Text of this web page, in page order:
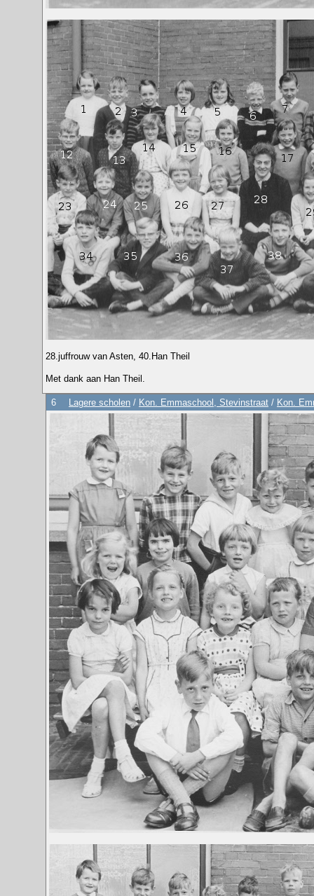
28.juffrouw van Asten, 40.Han Theil
Met dank aan Han Theil.
6 Lagere scholen / Kon. Emmaschool, Stevinstraat / Kon.